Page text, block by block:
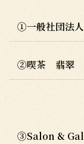
①一般社団法
②喫茶 翡翠
③Salon &